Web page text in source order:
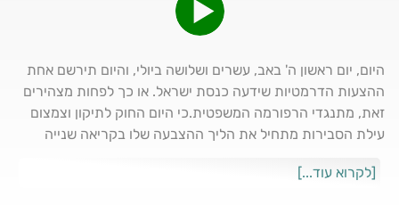
היום, יום ראשון ה' באב, עשרים ושלושה ביולי, והיום תירשם אחת
ההצעות הדרמטיות שידעה כנסת ישראל. או כך לפחות מצהירים
זאת, מתנגדי הרפורמה המשפטית.כי היום החוק לתיקון וצמצום
עילת הסבירות מתחיל את הליך ההצבעה שלו בקריאה שנייה
הרפורמה המשפטית, הוציא את מתנגדי הרפורמה לשורה ארוכה
[לקרוא עוד...]